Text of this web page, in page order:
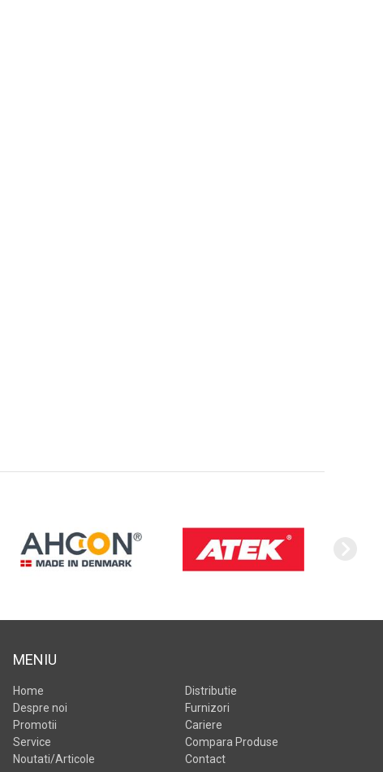
MENIU
Home
Despre noi
Promotii
Service
Noutati/Articole
Distributie
Furnizori
Cariere
Compara Produse
Contact